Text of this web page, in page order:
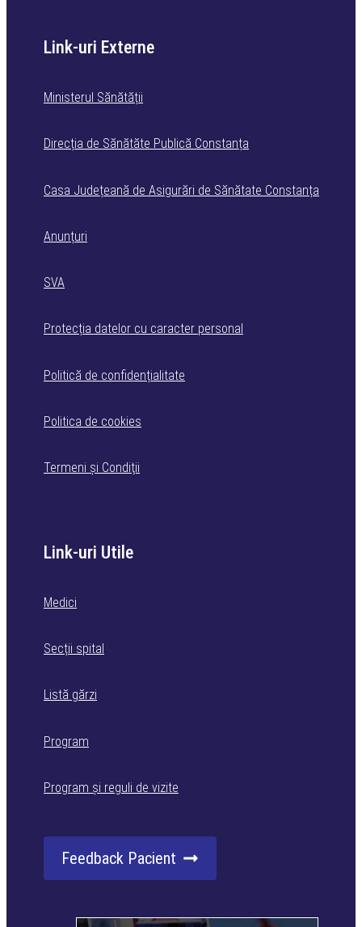
Link-uri Externe
Ministerul Sănătății
Direcția de Sănătăte Publică Constanța
Casa Județeană de Asigurări de Sănătate Constanța
Anunțuri
SVA
Protecția datelor cu caracter personal
Politică de confidențialitate
Politica de cookies
Termeni şi Condiţii
Link-uri Utile
Medici
Secții spital
Listă gărzi
Program
Program și reguli de vizite
Feedback Pacient